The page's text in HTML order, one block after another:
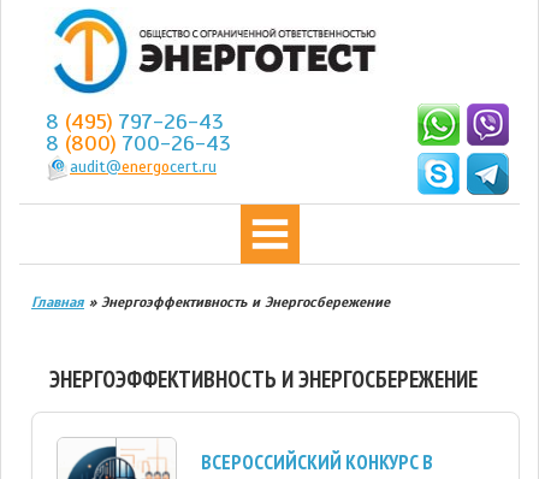
8 (495) 797-26-43
8 (800) 700-26-43
audit@energocert.ru
Главная » Энергоэффективность и Энергосбережение
ЭНЕРГОЭФФЕКТИВНОСТЬ И ЭНЕРГОСБЕРЕЖЕНИЕ
ВСЕРОССИЙСКИЙ КОНКУРС В